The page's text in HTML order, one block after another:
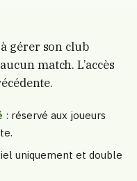
gérer son club
match. L’accès
: réservé aux joueurs
uniquement et double